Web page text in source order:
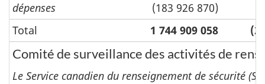
dépenses
(183 926 870)
Total
1 744 909 058
Comité de surveillance des activités de
Le Service canadien du renseignement de sécurité